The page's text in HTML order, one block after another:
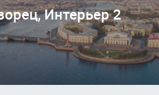
Интерьер 2